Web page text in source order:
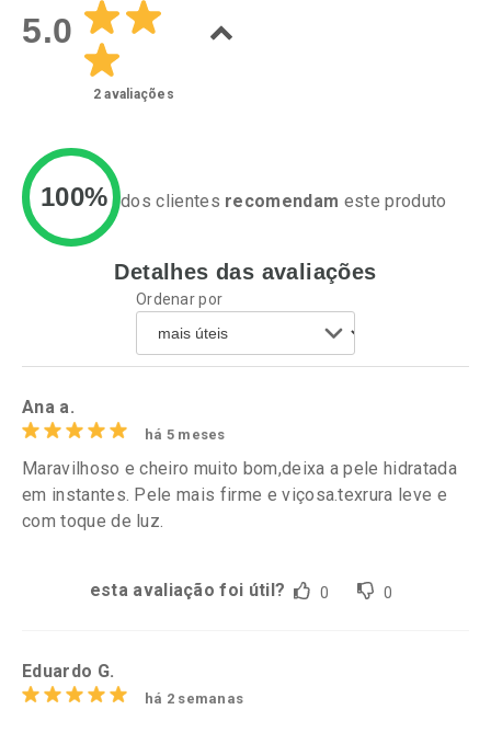
Ativar Desconto
Comprar sem Desconto
Por R$ 49,89/cada
Comprar sem Desconto
Ativar Desconto
Comprar sem Desconto
Por R$ 52,64/cada
5.0
2 avaliações
100% dos clientes recomendam este produto
Detalhes das avaliações
Ordenar por
Ana a.
há 5 meses
Maravilhoso e cheiro muito bom,deixa a pele hidratada
em instantes. Pele mais firme e viçosa.texrura leve e
com toque de luz.
esta avaliação foi útil? 0 0
Eduardo G.
há 2 semanas